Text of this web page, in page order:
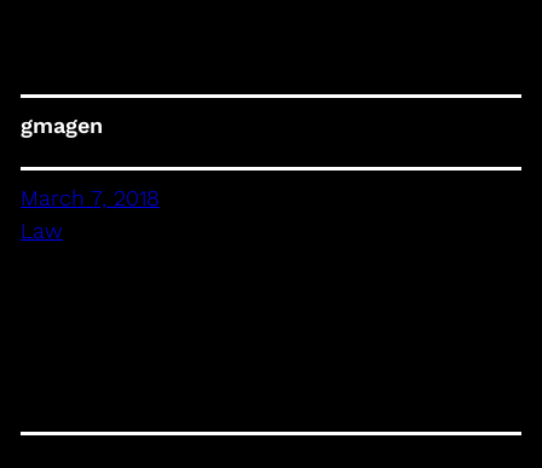
gmagen
March 7, 2018
Law